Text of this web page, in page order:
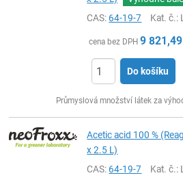
CAS:64-19-7 Kat. č.:
cena bez DPH 9 821,49
Do košíku
Průmyslová množství látek za
Acetic acid 100 %
x 2.5 L)
CAS:64-19-7 Kat. č.: